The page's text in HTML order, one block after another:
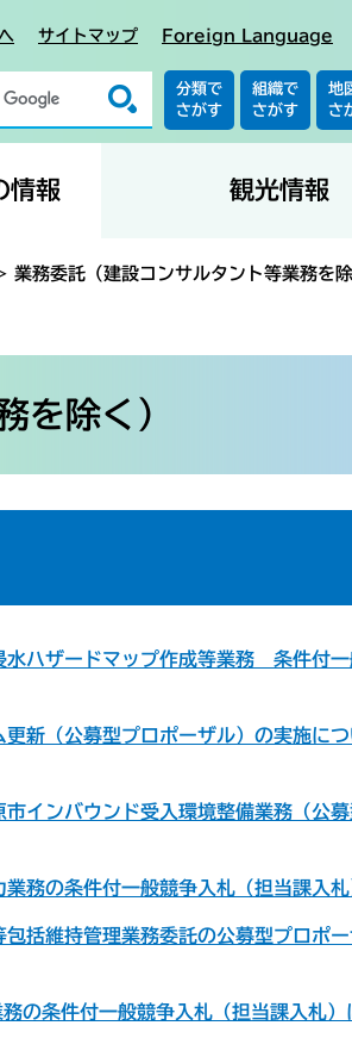
サイトマップ Foreign Language
分類で
さがす
組織で
さがす
地
さ
情報 観光情報
業務委託（建設コンサルタント等業務を除
を除く）
水ハザードマップ作成等業務 条件付
新（公募型プロポーザル）の実施につ
インバウンド受入環境整備業務（公募
務の条件付一般競争入札（担当課入札
包括維持管理業務委託の公募型プロポ
の条件付一般競争入札（担当課入札）